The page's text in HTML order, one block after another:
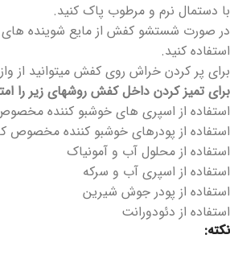
با دستمال نرم و مرطوب پاک کنید.
در صورت شستشو کفش از مایع شوینده
استفاده کنید.
برای پر کردن خراش روی کفش میتوانید از
برای تمیز کردن داخل کفش روشهای زیر را
استفاده از اسپری های خوشبو کننده
استفاده از پودرهای خوشبو کننده
استفاده از محلول آب و آمونیاک
استفاده از اسپری آب و سرکه
استفاده از پودر جوش شیرین
استفاده از دئودورانت
نکته: